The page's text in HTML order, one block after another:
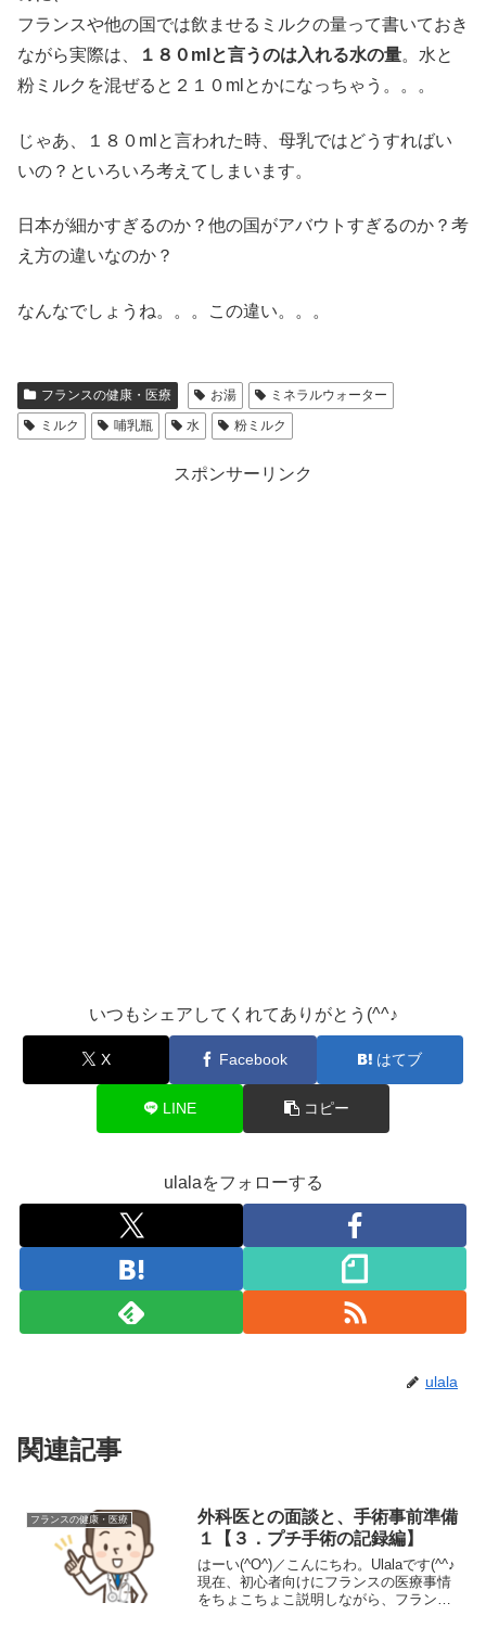
フランスや他の国では飲ませるミルクの量って書いておき
ながら実際は、
１８０mlと言うのは入れる水の量。水と
粉ミルクを混ぜると２１０mlとかになっちゃう。。。
じゃあ、１８０mlと言われた時、母乳ではどうすればい
いの？といろいろ考えてしまいます。
日本が細かすぎるのか？他の国がアバウトすぎるのか？考
え方の違いなのか？
なんなでしょうね。。。この違い。。。
フランスの健康・医療 お湯
ミネラルウォーター
ミルク
哺乳瓶 水 粉ミルク
スポンサーリンク
いつもシェアしてくれてありがとう(^^♪
X Facebook はてブ
LINE コピー
ulalaをフォローする
ulala
関連記事
フランスの健康・医療
外科医との面談と、手術事前準備
１【３．プチ手術の記録編】
はーい(^O^)／こんにちわ。Ulalaです(^^♪
現在、初心者向けにフランスの医療事情
をちょこちょこ説明しながら、フランス